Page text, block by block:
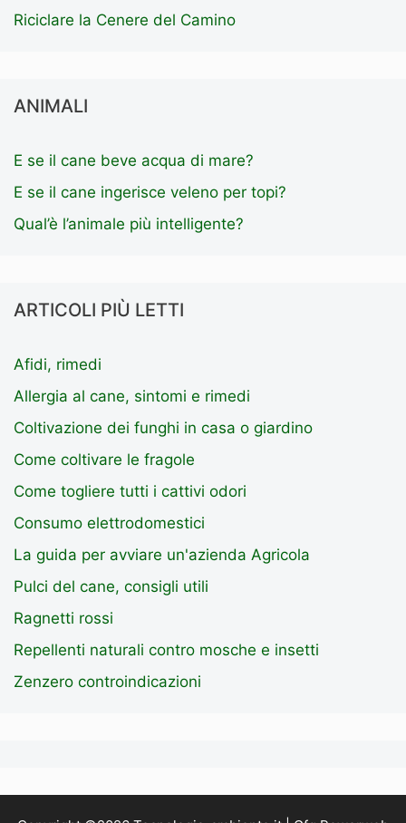
Riciclare la Cenere del Camino
ANIMALI
E se il cane beve acqua di mare?
E se il cane ingerisce veleno per topi?
Qual’è l’animale più intelligente?
ARTICOLI PIÙ LETTI
Afidi, rimedi
Allergia al cane, sintomi e rimedi
Coltivazione dei funghi in casa o giardino
Come coltivare le fragole
Come togliere tutti i cattivi odori
Consumo elettrodomestici
La guida per avviare un'azienda Agricola
Pulci del cane, consigli utili
Ragnetti rossi
Repellenti naturali contro mosche e insetti
Zenzero controindicazioni